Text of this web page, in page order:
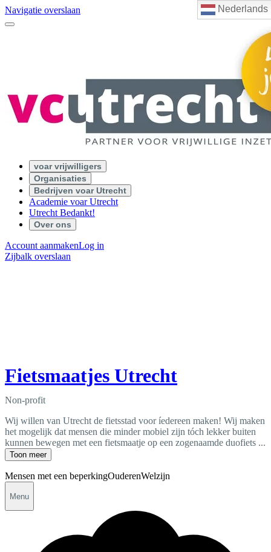
Nederlands
Navigatie overslaan
voar vrijwilligers
Organisaties
Bedrijven voar Utrecht
Academie voar Utrecht
Utrecht Bedankt!
Over ons
Account aanmakenLog in
Zijbalk overslaan
Fietsmaatjes Utrecht
Non-profit
Wij willen van Utrecht de fietsstad voor íedereen maken! Wij maken
het mogelijk dat mensen die minder mobiel zijn tóch lekker buiten
kunnen bewegen met een fietsmaatje op een zogenaamde duofiets ...
Toon meer
Mensen met een beperkingOuderenWelzijn
Menu